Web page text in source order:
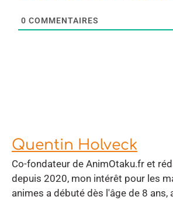
0 COMMENTAIRES
Quentin Holveck
Co-fondateur de AnimOtaku.fr et
depuis 2020, mon intérêt pour les
animes a débuté dès l'âge de 8 ans,